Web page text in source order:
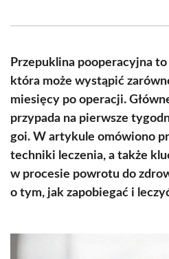
(Twitter)
Przepuklina pooperacyjna
która może wystąpić
miesięcy po operacji.
przypada na pierwsze
goi. W artykule omówiono
techniki leczenia, a także
w procesie powrotu do
o tym, jak zapobiegać i